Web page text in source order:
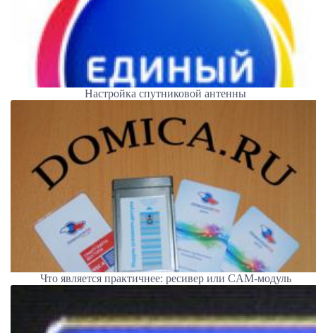
Настройка спутниковой антенны
Что является практичнее: ресивер или CAM-модуль